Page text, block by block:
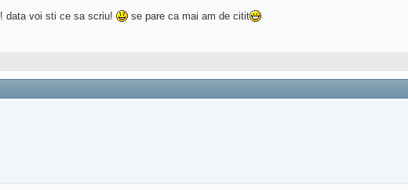
! data voi sti ce sa scriu! se pare ca mai am de citit